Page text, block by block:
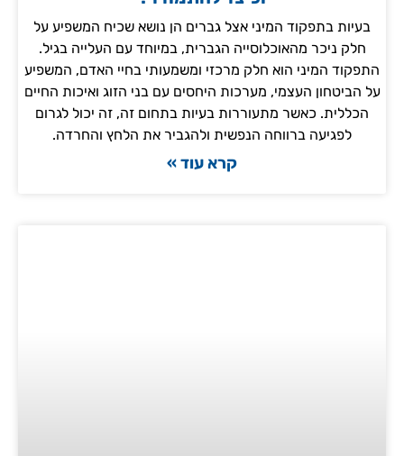
בעיות בתפקוד המיני אצל גברים הן נושא שכיח המשפיע על
חלק ניכר מהאוכלוסייה הגברית, במיוחד עם העלייה בגיל.
התפקוד המיני הוא חלק מרכזי ומשמעותי בחיי האדם, המשפיע
על הביטחון העצמי, מערכות היחסים עם בני הזוג ואיכות החיים
הכללית. כאשר מתעוררות בעיות בתחום זה, זה יכול לגרום
לפגיעה ברווחה הנפשית ולהגביר את הלחץ והחרדה.
קרא עוד »